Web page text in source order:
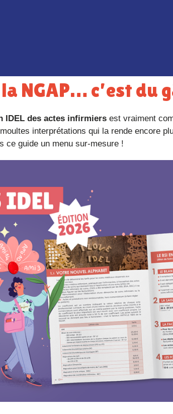
la NGAP… c’est du
IDEL des actes infirmiers est vraiment
interprétations qui la rende encore
ce guide un menu sur-mesure !